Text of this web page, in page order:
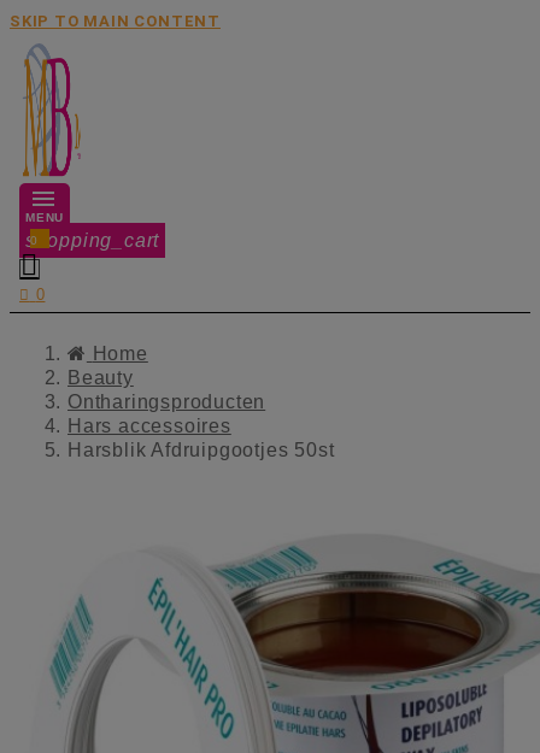
SKIP TO MAIN CONTENT
MENU
shopping_cart
0

 0
Home
Beauty
Ontharingsproducten
Hars accessoires
Harsblik Afdruipgootjes 50st